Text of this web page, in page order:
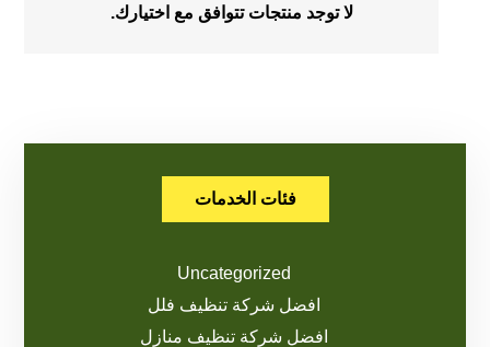
لا توجد منتجات تتوافق مع اختيارك.
فئات الخدمات
Uncategorized
افضل شركة تنظيف فلل
افضل شركة تنظيف منازل